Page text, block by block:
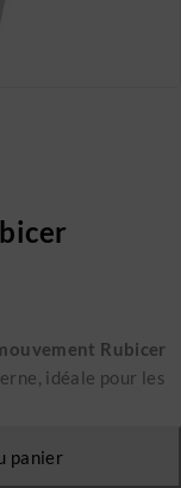
Rubicer
idéale pour les
panier